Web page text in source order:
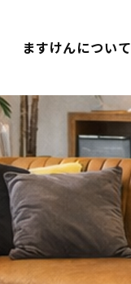
ますけんについて